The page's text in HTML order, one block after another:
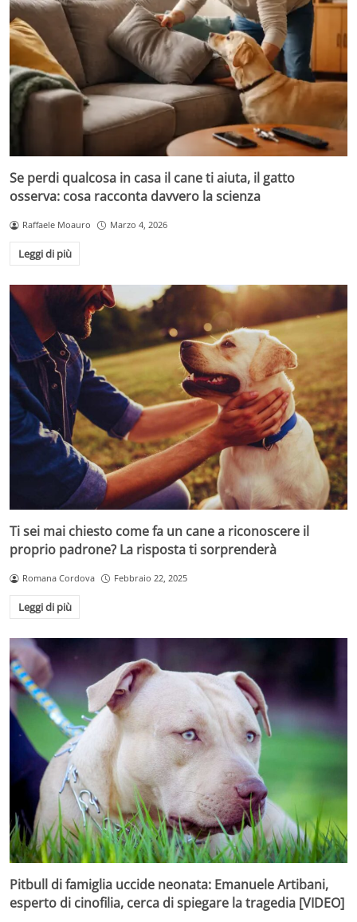
Se perdi qualcosa in casa il cane ti aiuta, il gatto
osserva: cosa racconta davvero la scienza
Raffaele Moauro Marzo 4, 2026
Leggi di più
Ti sei mai chiesto come fa un cane a riconoscere il
proprio padrone? La risposta ti sorprenderà
Romana Cordova Febbraio 22, 2025
Leggi di più
Pitbull di famiglia uccide neonata: Emanuele Artibani,
esperto di cinofilia, cerca di spiegare la tragedia [VIDEO]